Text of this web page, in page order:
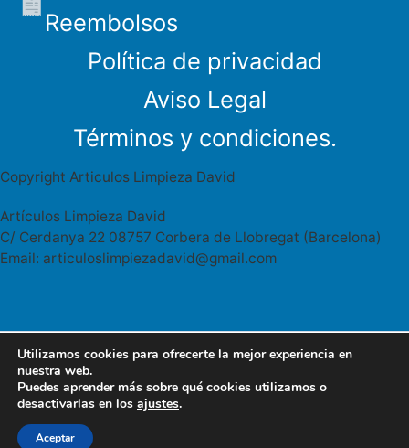
Reembolsos
Política de privacidad
Aviso Legal
Términos y condiciones.
Copyright Articulos Limpieza David
Artículos Limpieza David
C/ Cerdanya 22 08757 Corbera de Llobregat (Barcelona)
Email: articuloslimpiezadavid@gmail.com
Articulos limpieza David Cerdanya 22
08757 Corbera Llobregat
WhatsApp
articuloslimpiezadavid@gmail.com
Utilizamos cookies para ofrecerte la mejor experiencia en
nuestra web.
Puedes aprender más sobre qué cookies utilizamos o
desactivarlas en los ajustes.
Aceptar